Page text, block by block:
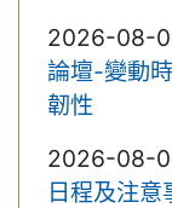
2026-08-
論壇-變動
韌性
2026-08-
日程及注意